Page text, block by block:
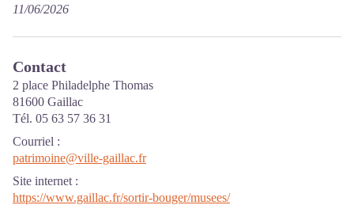
11/06/2026
Contact
2 place Philadelphe Thomas
81600 Gaillac
Tél. 05 63 57 36 31
Courriel :
patrimoine@ville-gaillac.fr
Site internet :
https://www.gaillac.fr/sortir-bouger/musees/